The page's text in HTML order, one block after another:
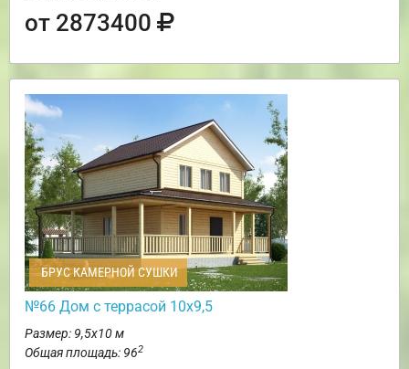
от 2873400
БРУС КАМЕРНОЙ СУШКИ
№66 Дом с террасой 10х9,5
Размер: 9,5х10 м
Общая площадь: 962